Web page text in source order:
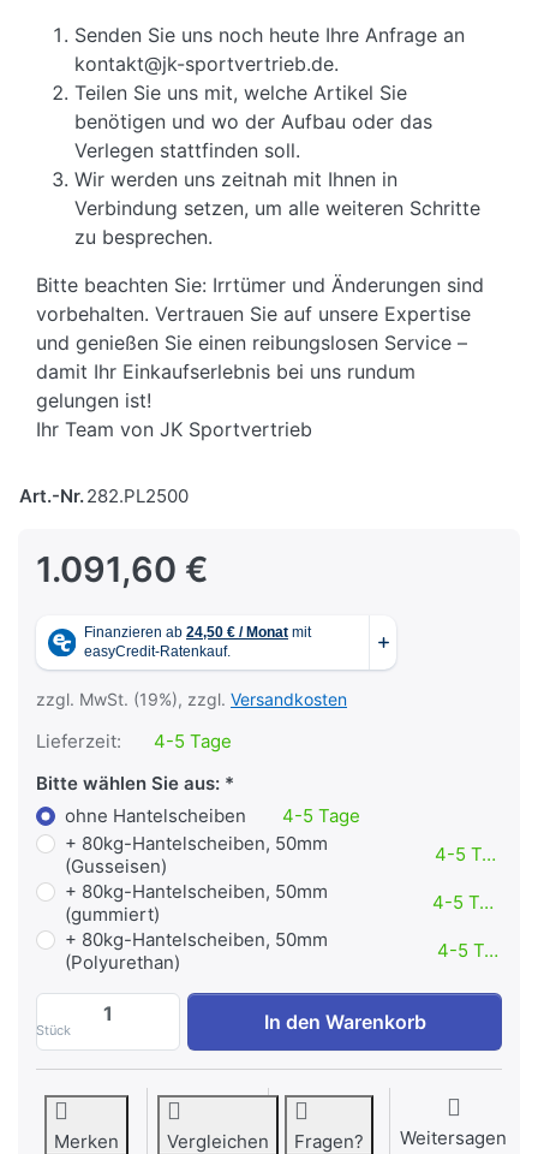
Senden Sie uns noch heute Ihre Anfrage an
kontakt@jk-sportvertrieb.de.
Teilen Sie uns mit, welche Artikel Sie
benötigen und wo der Aufbau oder das
Verlegen stattfinden soll.
Wir werden uns zeitnah mit Ihnen in
Verbindung setzen, um alle weiteren Schritte
zu besprechen.
Bitte beachten Sie: Irrtümer und Änderungen sind
vorbehalten. Vertrauen Sie auf unsere Expertise
und genießen Sie einen reibungslosen Service –
damit Ihr Einkaufserlebnis bei uns rundum
gelungen ist!
Ihr Team von JK Sportvertrieb
Art.-Nr.282.PL2500
1.091,60 €
zzgl. MwSt. (19%), zzgl. Versandkosten
Lieferzeit:
4-5 Tage
Bitte wählen Sie aus:
ohne Hantelscheiben
4-5 Tage
+ 80kg-Hantelscheiben, 50mm
(Gusseisen)
4-5 Tage
+ 80kg-Hantelscheiben, 50mm
(gummiert)
4-5 Tage
+ 80kg-Hantelscheiben, 50mm
(Polyurethan)
4-5 Tage
Stück
Beinstrecker-/Beinbeuger-Maschine
In den Warenkorb
Merken Vergleichen Fragen? Weitersagen